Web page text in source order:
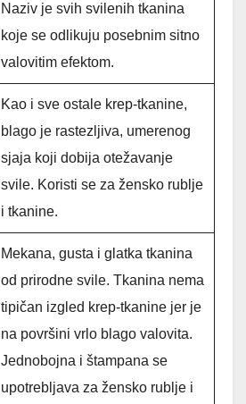
Naziv je svih svilenih tkanina
koje se odlikuju posebnim sitno
valovitim efektom.
Kao i sve ostale krep-tkanine,
blago je rastezljiva, umerenog
sjaja koji dobija otežavanje
svile. Koristi se za žensko rublje
i tkanine.
Mekana, gusta i glatka tkanina
od prirodne svile. Tkanina nema
tipičan izgled krep-tkanine jer je
na površini vrlo blago valovita.
Jednobojna i štampana se
upotrebljava za žensko rublje i